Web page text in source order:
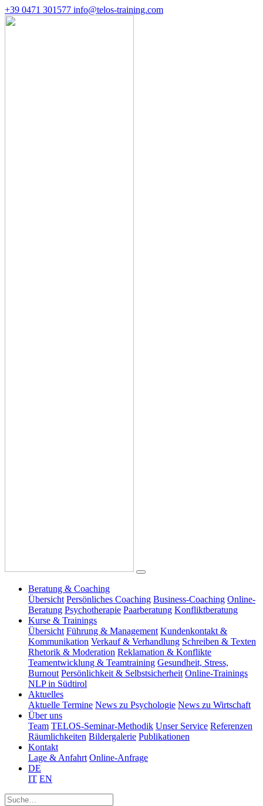
+39 0471 301577 info@telos-training.com
Beratung & Coaching
Übersicht Persönliches Coaching Business-Coaching Online-
Beratung Psychotherapie Paarberatung Konfliktberatung
Kurse & Trainings
Übersicht Führung & Management Kundenkontakt &
Kommunikation Verkauf & Verhandlung Schreiben & Texten
Rhetorik & Moderation Reklamation & Konflikte
Teamentwicklung & Teamtraining Gesundheit, Stress,
Burnout Persönlichkeit & Selbstsicherheit Online-Trainings
NLP in Südtirol
Aktuelles
Aktuelle Termine News zu Psychologie News zu Wirtschaft
Über uns
Team TELOS-Seminar-Methodik Unser Service Referenzen
Räumlichkeiten Bildergalerie Publikationen
Kontakt
Lage & Anfahrt Online-Anfrage
DE
IT EN